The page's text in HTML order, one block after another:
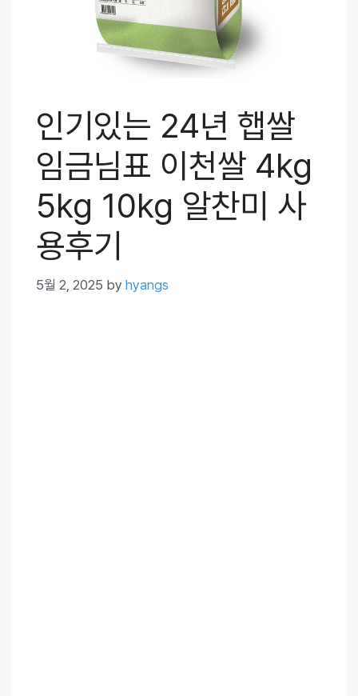
인기있는 24년 햅쌀
임금님표 이천쌀 4kg
5kg 10kg 알찬미 사
용후기
5월 2, 2025 by hyangs